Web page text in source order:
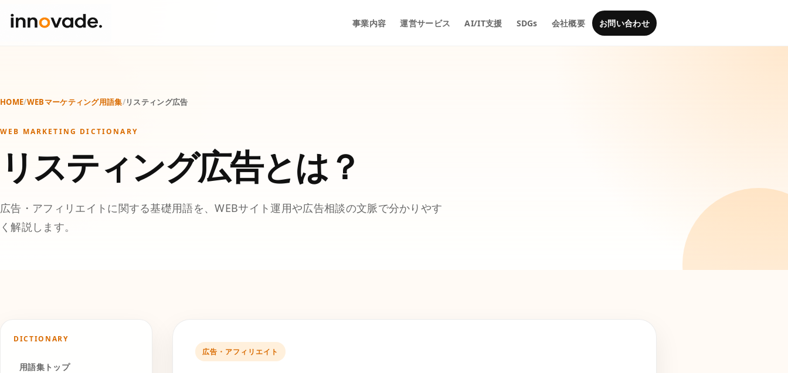
事業内容 運営サービス AI/IT支援 SDGs 会社概要 お問い合わせ
HOME/WEBマーケティング用語集/リスティング広告
WEB MARKETING DICTIONARY
リスティング広告とは？
広告・アフィリエイトに関する基礎用語を、WEBサイト運用や広告相談の文脈で分かりやす
く解説します。
DICTIONARY
用語集トップ
広告・アフィリエイト